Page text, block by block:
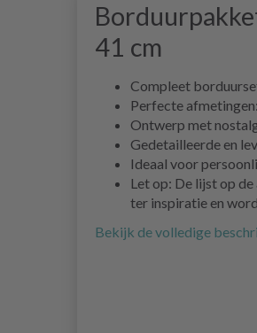
41 cm
Compleet
Perfecte
Ontwerp met
Gedetailleerde en
Ideaal voor
Let op: De lijst op
ter inspiratie en
Bekijk de volledige